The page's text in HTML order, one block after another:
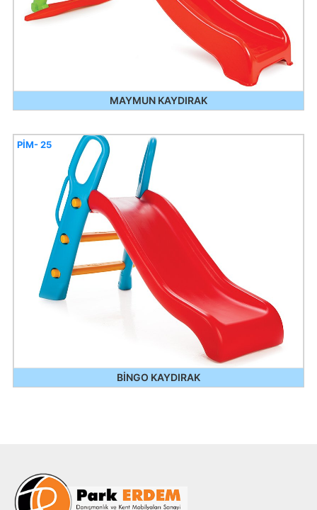
MAYMUN KAYDIRAK
BİNGO KAYDIRAK
PİM- 25